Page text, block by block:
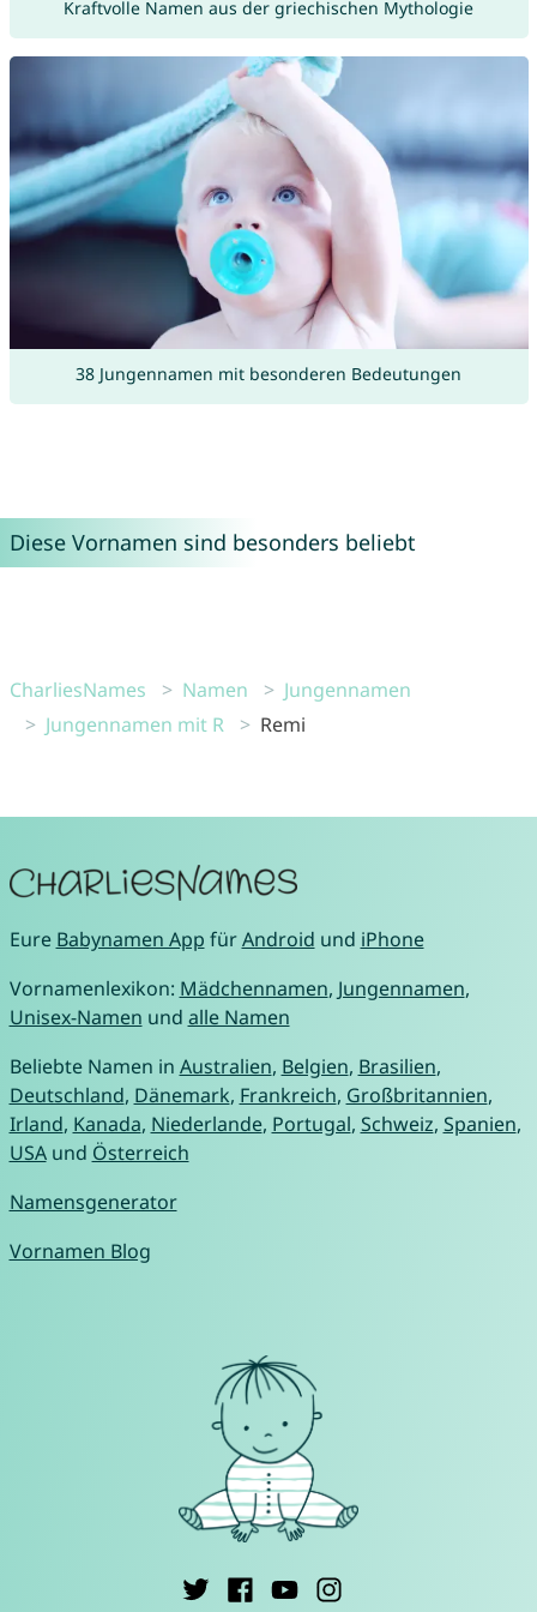
Kraftvolle Namen aus der griechischen Mythologie
38 Jungennamen mit besonderen Bedeutungen
Diese Vornamen sind besonders beliebt
CharliesNames Namen
Jungennamen
Jungennamen mit R
Remi
Eure Babynamen App fürAndroid und iPhone
Vornamenlexikon: Mädchennamen, Jungennamen,
Unisex-Namen und alle Namen
Beliebte Namen in Australien, Belgien, Brasilien,
Deutschland, Dänemark, Frankreich, Großbritannien,
Irland, Kanada, Niederlande, Portugal, Schweiz, Spanien,
USAund Österreich
Namensgenerator
Vornamen Blog